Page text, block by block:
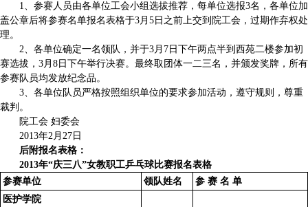
1、参赛人员由各单位工会小组选拔推荐，每单位选报3名，各单位加
盖公章后将参赛名单报名表格于3月5日之前上交到院工会，过期作弃权处
理。
2、各单位确定一名领队，并于3月7日下午两点半到西苑二楼参加初
赛选拔，3月8日下午举行决赛。最终取团体一二三名，并颁发奖牌，所有
参赛队员均发放纪念品。
3、各单位队员严格按照组织单位的要求参加活动，遵守规则，尊重
裁判。
院工会 妇委会
2013年2月27日
后附报名表格：
2013年“庆三八”女教职工乒乓球比赛报名表格
参赛单位
领队姓名
参 赛 名 单
医护学院